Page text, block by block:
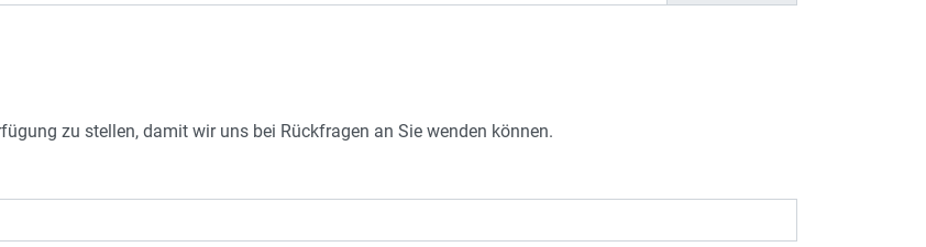
zu stellen, damit wir uns bei Rückfragen an Sie wenden können.